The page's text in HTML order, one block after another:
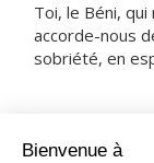
Toi, le Béni,
accorde-nous
sobriété, en